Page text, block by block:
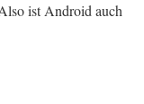
ist Android auch